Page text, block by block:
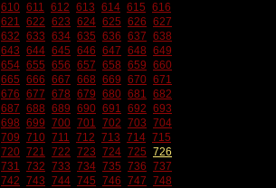
610 611 612 613 614 615 616
621 622 623 624 625 626 627
632 633 634 635 636 637 638
643 644 645 646 647 648 649
654 655 656 657 658 659 660
665 666 667 668 669 670 671
676 677 678 679 680 681 682
687 688 689 690 691 692 693
698 699 700 701 702 703 704
709 710 711 712 713 714 715
720 721 722 723 724 725 726
731 732 733 734 735 736 737
742 743 744 745 746 747 748